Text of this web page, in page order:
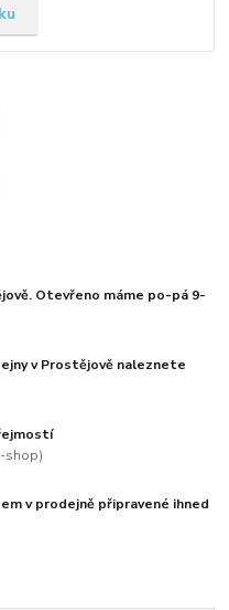
Otevřeno máme po-pá 9-
v Prostějově naleznete
shop)
v prodejně připravené ihned